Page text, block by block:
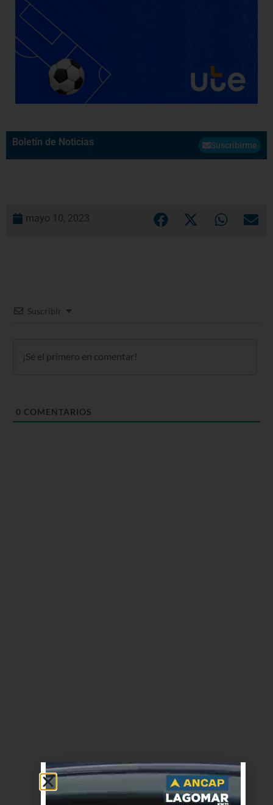
Boletín de Noticias Suscribirme
mayo 10, 2023
Suscribir
0 COMENTARIOS